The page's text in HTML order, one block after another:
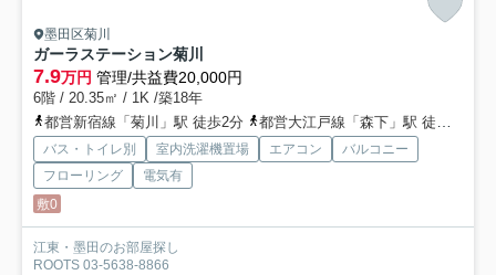
墨田区菊川
ガーラステーション菊川
7.9万円 管理/共益費20,000円
6階 / 20.35㎡ / 1K /築18年
都営新宿線「菊川」駅 徒歩2分
都営大江戸線「森下」駅 徒歩11分
バス・トイレ別 室内洗濯機置場 エアコン
バルコニー
フローリング
電気有
敷0
江東・墨田のお部屋探し
ROOTS 03-5638-8866